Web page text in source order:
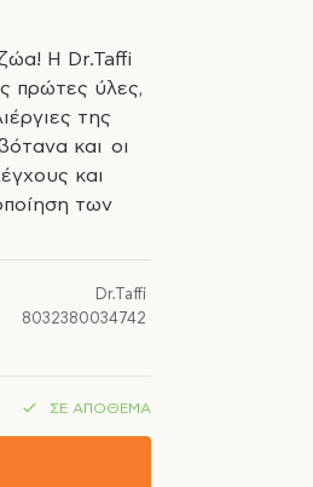
Η Dr.Taffi
πρώτες ύλες,
της
και οι
και
των
Dr.Taffi
8032380034742
ΣΕ ΑΠΌΘΕΜΑ